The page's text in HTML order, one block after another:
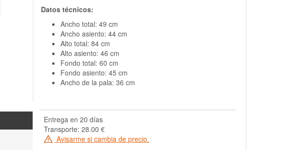
Datos técnicos:
Ancho total: 49 cm
Ancho asiento: 44 cm
Alto total: 84 cm
Alto asiento: 46 cm
Fondo total: 60 cm
Fondo asiento: 45 cm
Ancho de la pala: 36 cm
Entrega en 20 días
Transporte: 28.00 €
Avisarme si cambia de precio.